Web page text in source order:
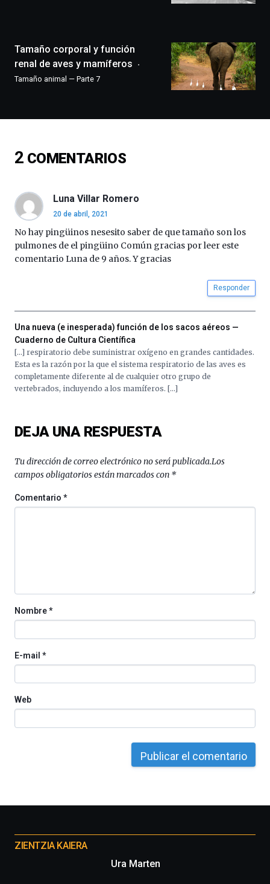
exposiciones,
conferencias,
ciencia
de
de
octubre.
La
iniciativa,
organizada
Tamaño corporal y función
renal de aves y mamíferos
Tamaño animal — Parte 7
2 COMENTARIOS
Luna Villar Romero
20 de abril, 2021
No hay pingüinos nesesito saber de que tamaño son los
pulmones de el pingüino Común gracias por leer este
comentario Luna de 9 años. Y gracias
Responder
Una nueva (e inesperada) función de los sacos aéreos —
Cuaderno de Cultura Científica
[…] respiratorio debe suministrar oxígeno en grandes cantidades.
Esta es la razón por la que el sistema respiratorio de las aves es
completamente diferente al de cualquier otro grupo de
vertebrados, incluyendo a los mamíferos. […]
DEJA UNA RESPUESTA
Tu dirección de correo electrónico no será publicada.Los
campos obligatorios están marcados con *
Comentario*
Nombre*
E-mail *
Web
proyectos
ZIENTZIA KAIERA
Ura Marten